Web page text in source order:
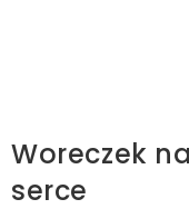
Woreczek
serce